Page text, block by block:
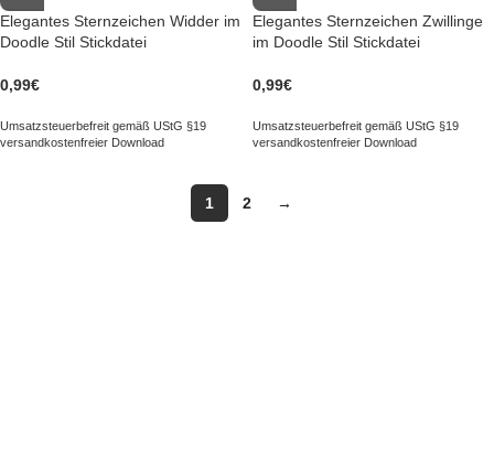
Elegantes Sternzeichen Widder im
Doodle Stil Stickdatei
0,99€
Umsatzsteuerbefreit gemäß UStG §19
versandkostenfreier Download
Elegantes Sternzeichen Zwillinge
im Doodle Stil Stickdatei
0,99€
Umsatzsteuerbefreit gemäß UStG §19
versandkostenfreier Download
1 2 →